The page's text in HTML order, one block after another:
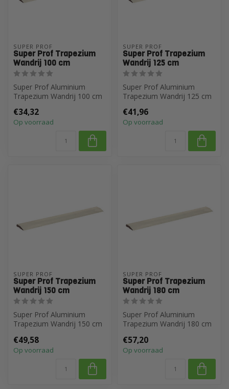
SUPER PROF
Super Prof Trapezium
Wandrij 100 cm
Super Prof Aluminium
Trapezium Wandrij 100 cm
€34,32
Op voorraad
SUPER PROF
Super Prof Trapezium
Wandrij 125 cm
Super Prof Aluminium
Trapezium Wandrij 125 cm
€41,96
Op voorraad
SUPER PROF
Super Prof Trapezium
Wandrij 150 cm
Super Prof Aluminium
Trapezium Wandrij 150 cm
€49,58
Op voorraad
SUPER PROF
Super Prof Trapezium
Wandrij 180 cm
Super Prof Aluminium
Trapezium Wandrij 180 cm
€57,20
Op voorraad